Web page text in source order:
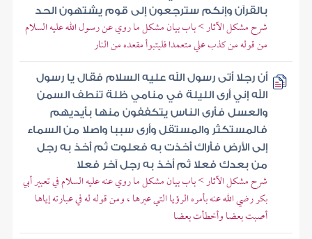
بالقرآن وإنكم سترجعون إلى قوم يشتهون الحد
شرح مشكل الآثار > باب بيان مشكل ما روي عن رسول الله عليه السلام
من قوله من كذب علي متعمدا فليتبوأ مقعده من النار
أن رجلا أتى رسول الله عليه السلام فقال يا رسول
الله إني أرى الليلة في منامي ظلة تنطف السمن
والعسل فأرى الناس يتكففون منها بأيديهم
فالمستكثر والمستقل وأرى سببا واصلا من السماء
إلى الأرض فأراك أخذت به فعلوت ثم أخذ به رجل
من بعدك فعلا ثم أخذ به رجل آخر فعلا
شرح مشكل الآثار > باب بيان مشكل ما روي عنه عليه السلام في تعبير أبي
بكر رضي الله عنه بأمره الرؤيا التي عبرها ، ومن قوله له في عبارته إياها
أصبت بعضا وأخطأت بعضا